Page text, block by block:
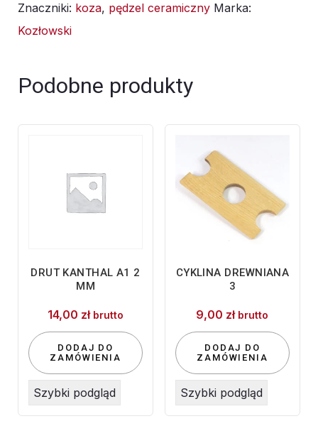
26
koza
Znaczniki: koza, pędzel ceramiczny Marka:
Kozłowski
Podobne produkty
DRUT KANTHAL A1 2
MM
14,00 zł brutto
DODAJ DO
ZAMÓWIENIA
Szybki podgląd
CYKLINA DREWNIANA
3
9,00 zł brutto
DODAJ DO
ZAMÓWIENIA
Szybki podgląd